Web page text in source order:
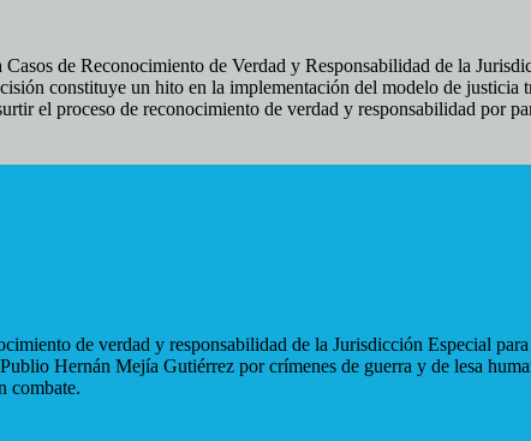
de Reconocimiento de Verdad y Responsabilidad de la
constituye un hito en la implementación del modelo de
el proceso de reconocimiento de verdad y responsabilidad por
de verdad y responsabilidad de la Jurisdicción Especial
Hernán Mejía Gutiérrez por crímenes de guerra y de lesa
combate.